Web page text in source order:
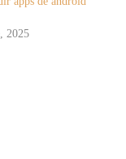
2025